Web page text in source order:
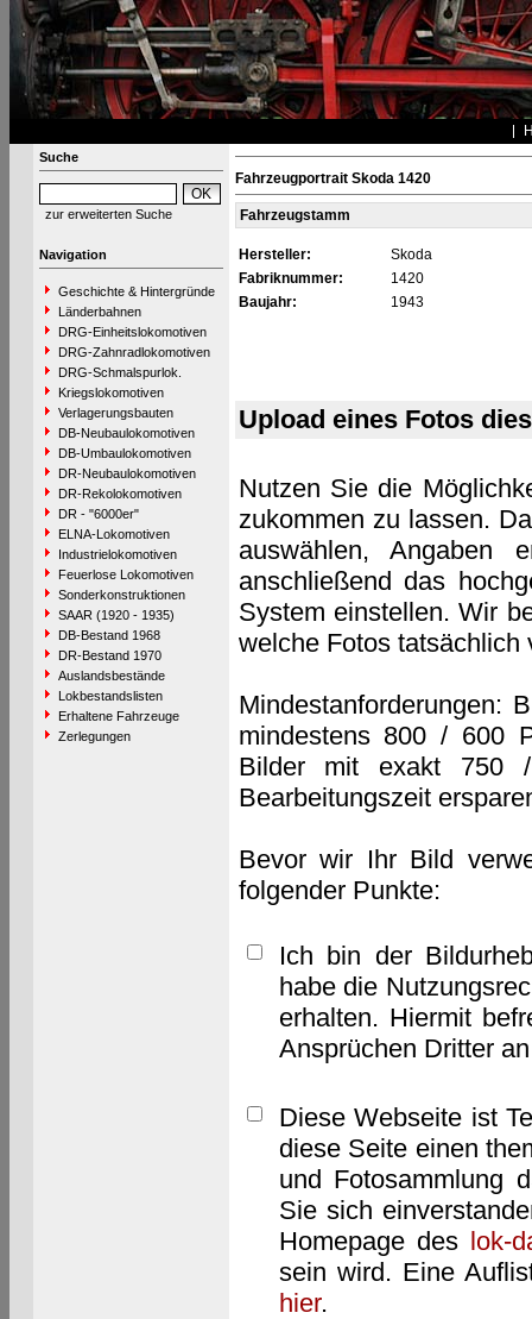
Suche
zur erweiterten Suche
Navigation
Geschichte & Hintergründe
Länderbahnen
DRG-Einheitslokomotiven
DRG-Zahnradlokomotiven
DRG-Schmalspurlok.
Kriegslokomotiven
Verlagerungsbauten
DB-Neubaulokomotiven
DB-Umbaulokomotiven
DR-Neubaulokomotiven
DR-Rekolokomotiven
DR - "6000er"
ELNA-Lokomotiven
Industrielokomotiven
Feuerlose Lokomotiven
Sonderkonstruktionen
SAAR (1920 - 1935)
DB-Bestand 1968
DR-Bestand 1970
Auslandsbestände
Lokbestandslisten
Erhaltene Fahrzeuge
Zerlegungen
Fahrzeugportrait Skoda 1420
Fahrzeugstamm
Hersteller:
Skoda
Fabriknummer:
1420
Baujahr:
1943
Upload eines Fotos
Nutzen Sie die
zukommen zu lassen.
auswählen, Angaben
anschließend das
System einstellen. Wir
welche Fotos tatsächlich
Mindestanforderungen:
mindestens 800 / 600
Bilder mit exakt 750
Bearbeitungszeit
Bevor wir Ihr Bild
folgender Punkte:
Ich bin der
habe die
erhalten. Hiermit
Ansprüchen Dritter
Diese Webseite ist
diese Seite einen
und Fotosammlung
Sie sich
Homepage des lok-
sein wird. Eine
hier.